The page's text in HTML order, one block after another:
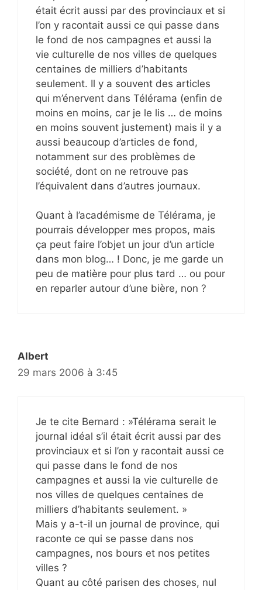
était écrit aussi par des provinciaux et si
l’on y racontait aussi ce qui passe dans
le fond de nos campagnes et aussi la
vie culturelle de nos villes de quelques
centaines de milliers d’habitants
seulement. Il y a souvent des articles
qui m’énervent dans Télérama (enfin de
moins en moins, car je le lis … de moins
en moins souvent justement) mais il y a
aussi beaucoup d’articles de fond,
notamment sur des problèmes de
société, dont on ne retrouve pas
l’équivalent dans d’autres journaux.
Quant à l’académisme de Télérama, je
pourrais développer mes propos, mais
ça peut faire l’objet un jour d’un article
dans mon blog… ! Donc, je me garde un
peu de matière pour plus tard … ou pour
en reparler autour d’une bière, non ?
Albert
29 mars 2006 à 3:45
Je te cite Bernard : »Télérama serait le
journal idéal s’il était écrit aussi par des
provinciaux et si l’on y racontait aussi ce
qui passe dans le fond de nos
campagnes et aussi la vie culturelle de
nos villes de quelques centaines de
milliers d’habitants seulement. »
Mais y a-t-il un journal de province, qui
raconte ce qui se passe dans nos
campagnes, nos bours et nos petites
villes ?
Quant au côté parisen des choses, nul